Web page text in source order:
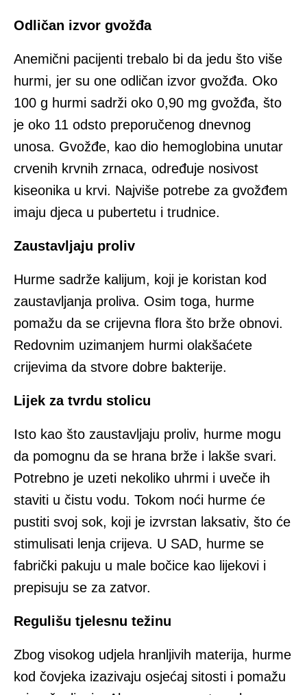
Odličan izvor gvožđa
Anemični pacijenti trebalo bi da jedu što više
hurmi, jer su one odličan izvor gvožđa. Oko
100 g hurmi sadrži oko 0,90 mg gvožđa, što
je oko 11 odsto preporučenog dnevnog
unosa. Gvožđe, kao dio hemoglobina unutar
crvenih krvnih zrnaca, određuje nosivost
kiseonika u krvi. Najviše potrebe za gvožđem
imaju djeca u pubertetu i trudnice.
Zaustavljaju proliv
Hurme sadrže kalijum, koji je koristan kod
zaustavljanja proliva. Osim toga, hurme
pomažu da se crijevna flora što brže obnovi.
Redovnim uzimanjem hurmi olakšaćete
crijevima da stvore dobre bakterije.
Lijek za tvrdu stolicu
Isto kao što zaustavljaju proliv, hurme mogu
da pomognu da se hrana brže i lakše svari.
Potrebno je uzeti nekoliko uhrmi i uveče ih
staviti u čistu vodu. Tokom noći hurme će
pustiti svoj sok, koji je izvrstan laksativ, što će
stimulisati lenja crijeva. U SAD, hurme se
fabrički pakuju u male bočice kao lijekovi i
prepisuju se za zatvor.
Regulišu tjelesnu težinu
Zbog visokog udjela hranljivih materija, hurme
kod čovjeka izazivaju osjećaj sitosti i pomažu